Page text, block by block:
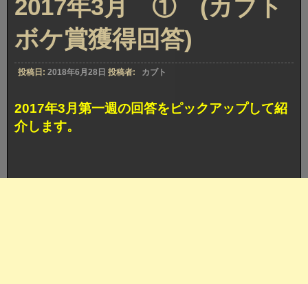
2017年3月 ① (カブト
ボケ賞獲得回答)
投稿日: 2018年6月28日 投稿者: カブト
2017年3月第一週の回答をピックアップして紹
介します。